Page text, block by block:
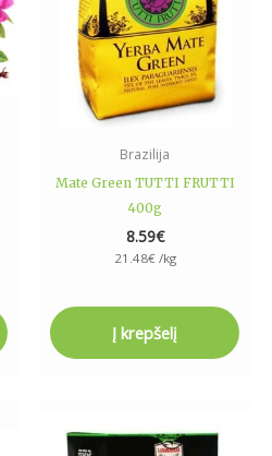
Brazilija
Mate Green TUTTI FRUTTI
400g
8.59€
21.48€/kg
Į krepšelį